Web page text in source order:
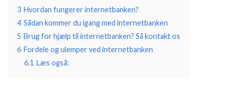
3 Hvordan fungerer internetbanken?
4 Sådan kommer du igang med internetbanken
5 Brug for hjælp til internetbanken? Så kontakt os
6 Fordele og ulemper ved internetbanken
6.1 Læs også: